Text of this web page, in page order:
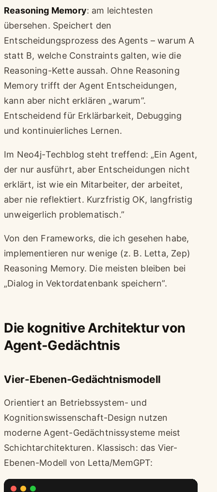
Reasoning Memory: am leichtesten
übersehen. Speichert den
Entscheidungsprozess des Agents – warum A
statt B, welche Constraints galten, wie die
Reasoning-Kette aussah. Ohne Reasoning
Memory trifft der Agent Entscheidungen,
kann aber nicht erklären „warum”.
Entscheidend für Erklärbarkeit, Debugging
und kontinuierliches Lernen.
Im Neo4j-Techblog steht treffend: „Ein Agent,
der nur ausführt, aber Entscheidungen nicht
erklärt, ist wie ein Mitarbeiter, der arbeitet,
aber nie reflektiert. Kurzfristig OK, langfristig
unweigerlich problematisch.”
Von den Frameworks, die ich gesehen habe,
implementieren nur wenige (z. B. Letta, Zep)
Reasoning Memory. Die meisten bleiben bei
„Dialog in Vektordatenbank speichern”.
Die kognitive Architektur von
Agent-Gedächtnis
Vier-Ebenen-Gedächtnismodell
Orientiert an Betriebssystem- und
Kognitionswissenschaft-Design nutzen
moderne Agent-Gedächtnissysteme meist
Schichtarchitekturen. Klassisch: das Vier-
Ebenen-Modell von Letta/MemGPT: